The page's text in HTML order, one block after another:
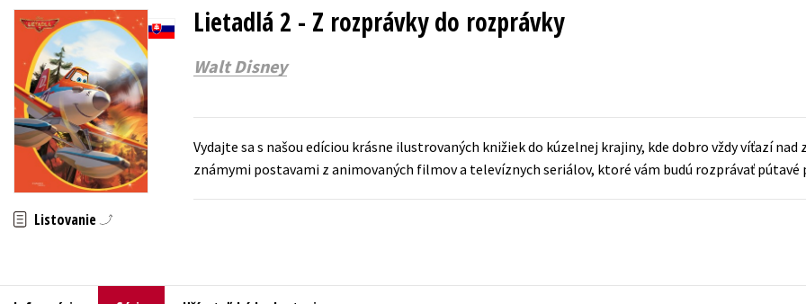
✍️Knihy s podpisom
🎁 Limitované balíčky
🔥 Výhodné predpredaje
🏷️ Zlacnené knihy
⚔️ Zaklínač na CD
🔖Outlet knihy
Auto - moto
Darčekové publikácie
Doplnkový sortiment
Ezoterika a duchovný svet
História a military
Kalendáre, diáre
Krížovky
Ostatné
Učebnice
Umenie a kultúra
Zdravie a životný štýl
Lietadlá 2 - Z rozprávky do rozprávky
Walt Disney
Listovanie
Vydajte sa s našou edíciou krásne ilustrovaných knižiek do kúzelnej krajiny, kde dobro vždy víťazí
známymi postavami z animovaných filmov a televíznych seriálov, ktoré vám budú rozprávať pútavé